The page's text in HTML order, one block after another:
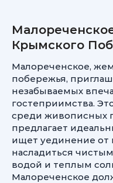
Крымского
Малореченское,
побережья,
незабываемых
гостеприимства.
среди живописных
предлагает
ищет уединение от
насладиться
водой и теплым
Малореченское